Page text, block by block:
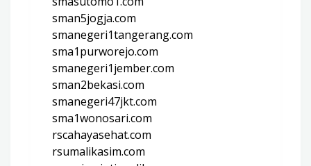
sman5jogja.com
smanegeri1tangerang.com
sma1purworejo.com
smanegeri1jember.com
sman2bekasi.com
smanegeri47jkt.com
sma1wonosari.com
rscahayasehat.com
rsumalikasim.com